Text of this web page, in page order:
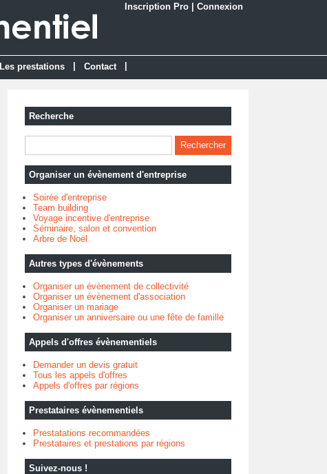
Inscription Pro Connexion
Les prestations Contact
Recherche
Organiser un évènement d'entreprise
Soirée d'entreprise
Team building
Voyage incentive d'entreprise
Séminaire, salon et convention
Arbre de Noël
Autres types d'évènements
Organiser un évènement de collectivité
Organiser un évènement d'association
Organiser un mariage
Organiser un anniversaire ou une fête de famille
Appels d'offres évènementiels
Demander un devis gratuit
Tous les appels d'offres
Appels d'offres par régions
Prestataires évènementiels
Prestatations recommandées
Prestataires et prestations par régions
Suivez-nous !